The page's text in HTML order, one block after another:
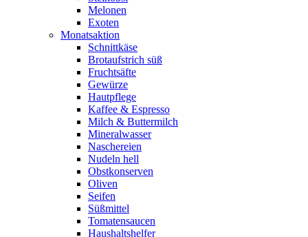
Melonen
Exoten
Monatsaktion
Schnittkäse
Brotaufstrich süß
Fruchtsäfte
Gewürze
Hautpflege
Kaffee & Espresso
Milch & Buttermilch
Mineralwasser
Naschereien
Nudeln hell
Obstkonserven
Oliven
Seifen
Süßmittel
Tomatensaucen
Haushaltshelfer